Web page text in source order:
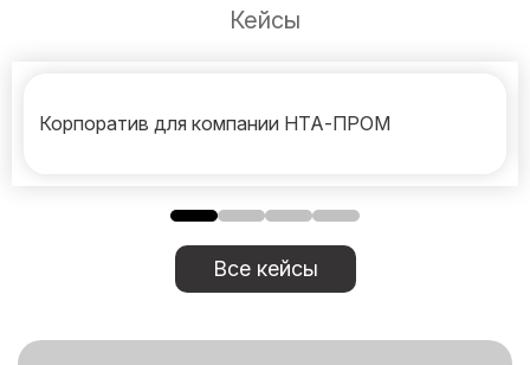
Кейсы
Корпоратив для компании НТА-ПРОМ
Все кейсы